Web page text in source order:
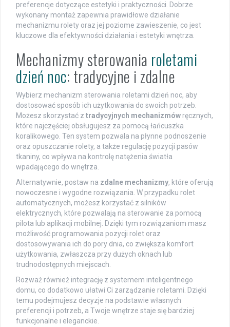
preferencje dotyczące estetyki i praktyczności. Dobrze
wykonany montaż zapewnia prawidłowe działanie
mechanizmu rolety oraz jej poziome zawieszenie, co jest
kluczowe dla efektywności działania i estetyki wnętrza.
Mechanizmy sterowania roletami
dzień noc: tradycyjne i zdalne
Wybierz mechanizm sterowania roletami dzień noc, aby
dostosować sposób ich użytkowania do swoich potrzeb.
Możesz skorzystać z tradycyjnych mechanizmów ręcznych,
które najczęściej obsługujesz za pomocą łańcuszka
koralikowego. Ten system pozwala na płynne podnoszenie
oraz opuszczanie rolety, a także regulację pozycji pasów
tkaniny, co wpływa na kontrolę natężenia światła
wpadającego do wnętrza.
Alternatywnie, postaw na zdalne mechanizmy, które oferują
nowoczesne i wygodne rozwiązania. W przypadku rolet
automatycznych, możesz korzystać z silników
elektrycznych, które pozwalają na sterowanie za pomocą
pilota lub aplikacji mobilnej. Dzięki tym rozwiązaniom masz
możliwość programowania pozycji rolet oraz
dostosowywania ich do pory dnia, co zwiększa komfort
użytkowania, zwłaszcza przy dużych oknach lub
trudnodostępnych miejscach.
Rozważ również integrację z systemem inteligentnego
domu, co dodatkowo ułatwi Ci zarządzanie roletami. Dzięki
temu podejmujesz decyzje na podstawie własnych
preferencji i potrzeb, a Twoje wnętrze staje się bardziej
funkcjonalne i eleganckie.